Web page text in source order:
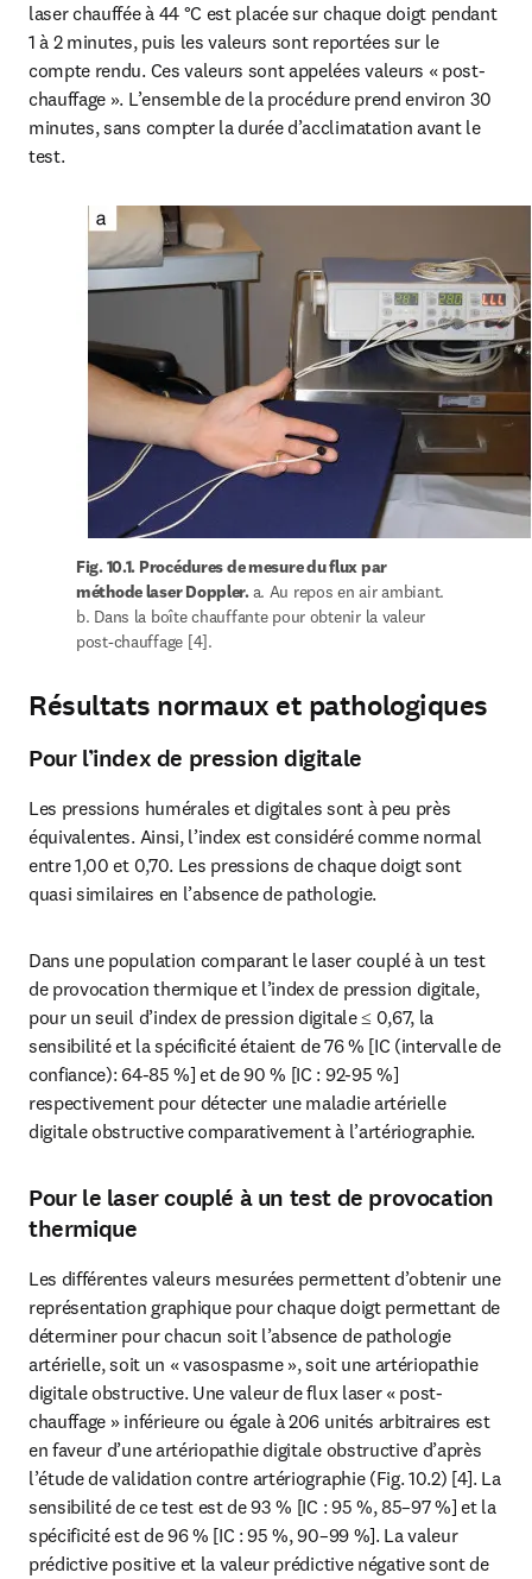
laser chauffée à 44 °C est placée sur chaque doigt pendant
1 à 2 minutes, puis les valeurs sont reportées sur le
compte rendu. Ces valeurs sont appelées valeurs « post-
chauffage ». L’ensemble de la procédure prend environ 30
minutes, sans compter la durée d’acclimatation avant le
test.
Fig. 10.1. Procédures de mesure du flux par méthode
laser Doppler. a. Au repos en air ambiant. b. Dans la
boîte chauffante pour obtenir la valeur post-
chauffage [4].
Résultats normaux et pathologiques
Pour l’index de pression digitale
Les pressions humérales et digitales sont à peu près
équivalentes. Ainsi, l’index est considéré comme normal
entre 1,00 et 0,70. Les pressions de chaque doigt sont
quasi similaires en l’absence de pathologie.
Dans une population comparant le laser couplé à un test
de provocation thermique et l’index de pression digitale,
pour un seuil d’index de pression digitale ≤ 0,67, la
sensibilité et la spécificité étaient de 76 % [IC (intervalle de
confiance): 64-85 %] et de 90 % [IC : 92-95 %]
respectivement pour détecter une maladie artérielle
digitale obstructive comparativement à l’artériographie.
Pour le laser couplé à un test de provocation
thermique
Les différentes valeurs mesurées permettent d’obtenir une
représentation graphique pour chaque doigt permettant de
déterminer pour chacun soit l’absence de pathologie
artérielle, soit un « vasospasme », soit une artériopathie
digitale obstructive. Une valeur de flux laser « post-
chauffage » inférieure ou égale à 206 unités arbitraires est
en faveur d’une artériopathie digitale obstructive d’après
l’étude de validation contre artériographie (Fig. 10.2) [4]. La
sensibilité de ce test est de 93 % [IC : 95 %, 85–97 %] et la
spécificité est de 96 % [IC : 95 %, 90–99 %]. La valeur
prédictive positive et la valeur prédictive négative sont de